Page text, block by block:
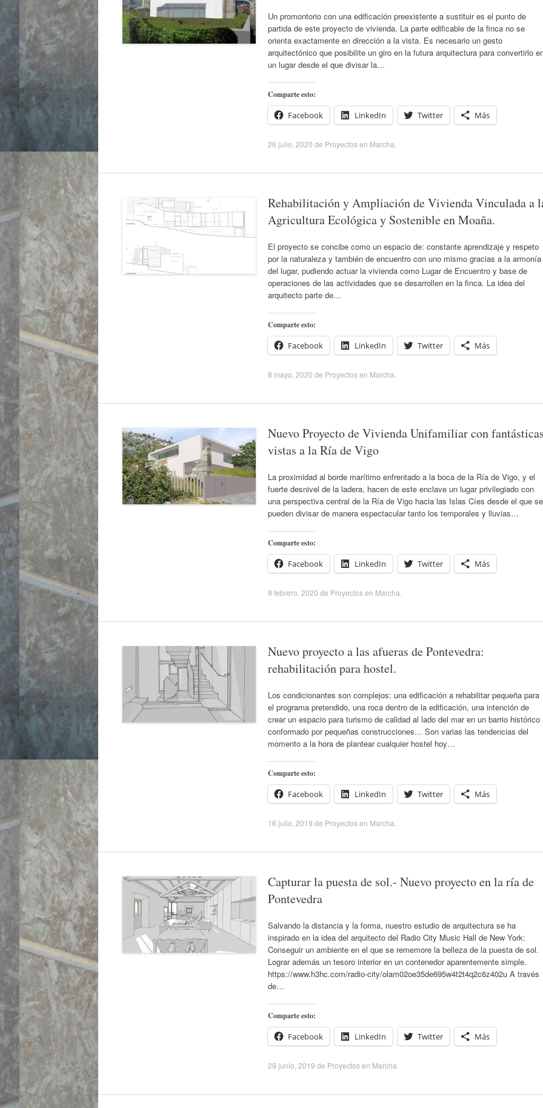
Un promontorio con una edificación preexistente a sustituir es el punto de
partida de este proyecto de vivienda. La parte edificable de la finca no se
orienta exactamente en dirección a la vista. Es necesario un gesto
arquitectónico que posibilite un giro en la futura arquitectura para convertirlo
un lugar desde el que divisar la…
Comparte esto:
Facebook LinkedIn Twitter Más
26 julio, 2020 de Proyectos en Marcha
Rehabilitación y Ampliación de Vivienda Vinculada a
Agricultura Ecológica y Sostenible en Moaña.
El proyecto se concibe como un espacio de: constante aprendizaje y respeto
por la naturaleza y también de encuentro con uno mismo gracias a la armonía
del lugar, pudiendo actuar la vivienda como Lugar de Encuentro y base de
operaciones de las actividades que se desarrollen en la finca. La idea del
arquitecto parte de…
Comparte esto:
Facebook LinkedIn Twitter Más
8 mayo, 2020 de Proyectos en Marcha
Nuevo Proyecto de Vivienda Unifamiliar con
vistas a la Ría de Vigo
La proximidad al borde marítimo enfrentado a la boca de la Ría de Vigo, y el
fuerte desnivel de la ladera, hacen de este enclave un lugar privilegiado con
una perspectiva central de la Ría de Vigo hacia las Islas Cíes desde el que se
pueden divisar de manera espectacular tanto los temporales y lluvias…
Comparte esto:
Facebook LinkedIn Twitter Más
9 febrero, 2020 de Proyectos en Marcha
Nuevo proyecto a las afueras de Pontevedra:
rehabilitación para hostel.
Los condicionantes son complejos: una edificación a rehabilitar pequeña para
el programa pretendido, una roca dentro de la edificación, una intención de
crear un espacio para turismo de calidad al lado del mar en un barrio histórico
conformado por pequeñas construcciones… Son varias las tendencias del
momento a la hora de plantear cualquier hostel hoy…
Comparte esto:
Facebook LinkedIn Twitter Más
16 julio, 2019 de Proyectos en Marcha
Capturar la puesta de sol.- Nuevo proyecto en la ría de
Pontevedra
Salvando la distancia y la forma, nuestro estudio de arquitectura se ha
inspirado en la idea del arquitecto del Radio City Music Hall de New York:
Conseguir un ambiente en el que se rememore la belleza de la puesta de sol.
Lograr además un tesoro interior en un contenedor aparentemente simple.
https://www.h3hc.com/radio-city/olam02oe35de695w4t2t4q2c6z402u A través
de…
Comparte esto:
Facebook LinkedIn Twitter Más
29 junio, 2019 de Proyectos en Marcha